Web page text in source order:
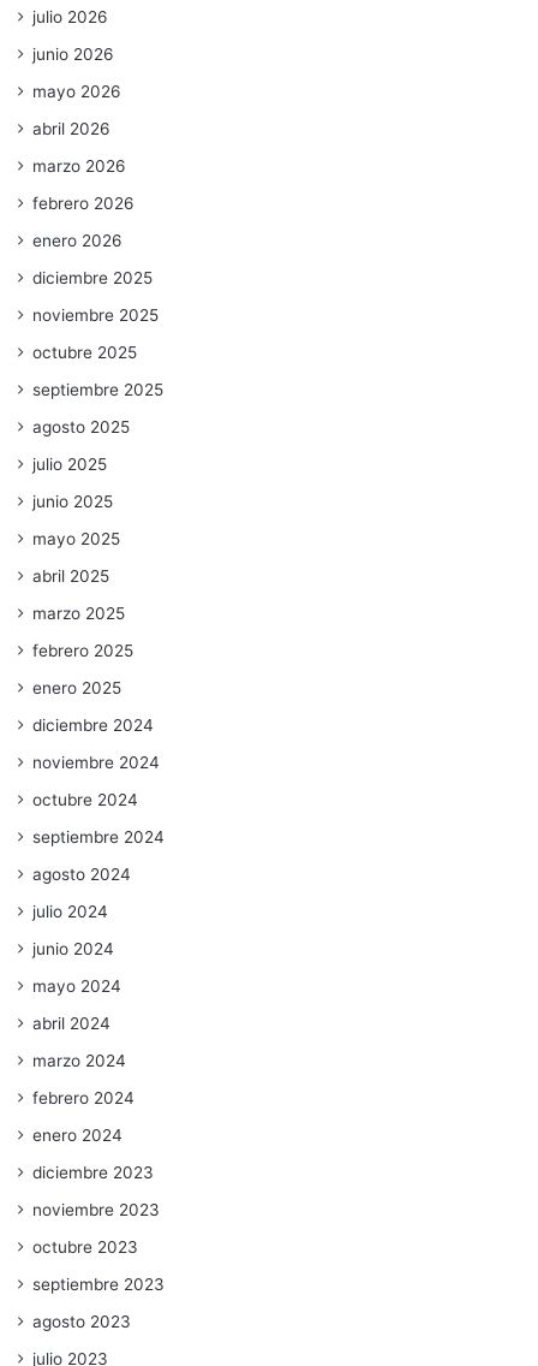
julio 2026
junio 2026
mayo 2026
abril 2026
marzo 2026
febrero 2026
enero 2026
diciembre 2025
noviembre 2025
octubre 2025
septiembre 2025
agosto 2025
julio 2025
junio 2025
mayo 2025
abril 2025
marzo 2025
febrero 2025
enero 2025
diciembre 2024
noviembre 2024
octubre 2024
septiembre 2024
agosto 2024
julio 2024
junio 2024
mayo 2024
abril 2024
marzo 2024
febrero 2024
enero 2024
diciembre 2023
noviembre 2023
octubre 2023
septiembre 2023
agosto 2023
julio 2023